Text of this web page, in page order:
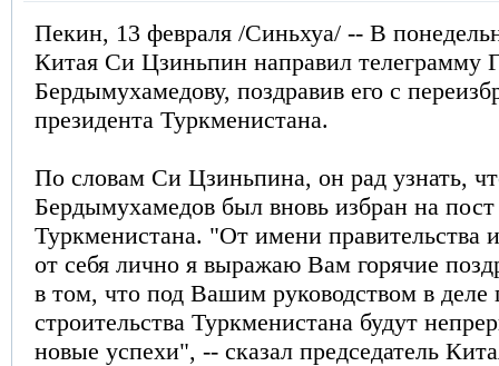
Пекин, 13 февраля /Синьхуа/ -- В
Китая Си Цзиньпин направил телеграмму
Бердымухамедову, поздравив его с
президента Туркменистана.
По словам Си Цзиньпина, он рад узнать,
Бердымухамeдов был вновь избран на пост
Туркменистана. "От имени правительства
от себя лично я выражаю Вам горячие
в том, что под Вашим руководством в деле
строительства Туркменистана будут
новые успехи", -- сказал председатель